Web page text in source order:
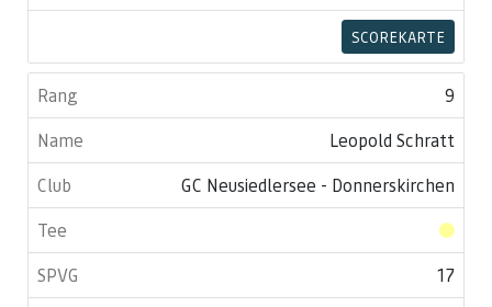
SCOREKARTE
9
Leopold Schratt
GC Neusiedlersee - Donnerskirchen
17